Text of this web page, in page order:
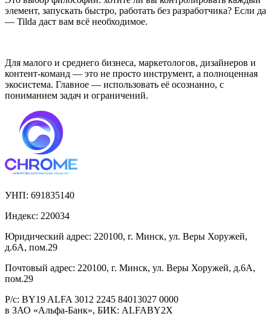
элемент, запускать быстро, работать без разработчика? Если да
— Tilda даст вам всё необходимое.
Для малого и среднего бизнеса, маркетологов, дизайнеров и
контент-команд — это не просто инструмент, а полноценная
экосистема. Главное — использовать её осознанно, с
пониманием задач и ограничений.
УНП: 691835140
Индекс: 220034
Юридический адрес: 220100, г. Минск, ул. Веры Хоружей,
д.6А, пом.29
Почтовый адрес: 220100, г. Минск, ул. Веры Хоружей, д.6А,
пом.29
Р/с: BY19 ALFA 3012 2245 84013027 0000
в ЗАО «Альфа-Банк», БИК: ALFABY2X